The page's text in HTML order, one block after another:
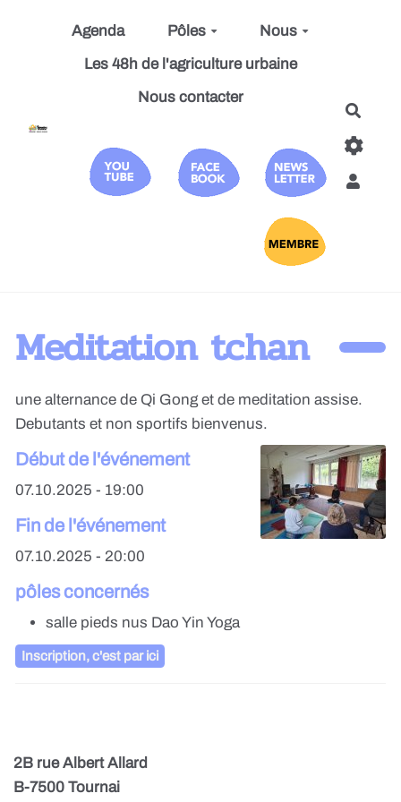
Aller au contenu principal
Agenda Pôles
Nous
Les 48h de l'agriculture urbaine
Nous contacter
Meditation tchan
une alternance de Qi Gong et de meditation assise.
Debutants et non sportifs bienvenus.
Début de l'événement
07.10.2025 - 19:00
Fin de l'événement
07.10.2025 - 20:00
pôles concernés
salle pieds nus Dao Yin Yoga
Inscription, c'est par ici
2B rue Albert Allard
B-7500 Tournai